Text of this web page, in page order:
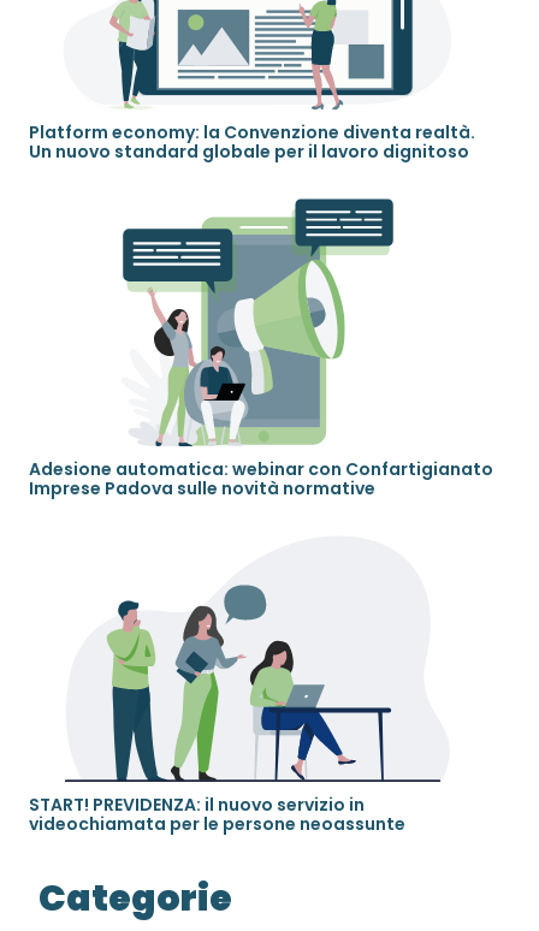
Platform economy: la Convenzione diventa realtà.
Un nuovo standard globale per il lavoro dignitoso
Adesione automatica: webinar con Confartigianato
Imprese Padova sulle novità normative
START! PREVIDENZA: il nuovo servizio in
videochiamata per le persone neoassunte
Categorie